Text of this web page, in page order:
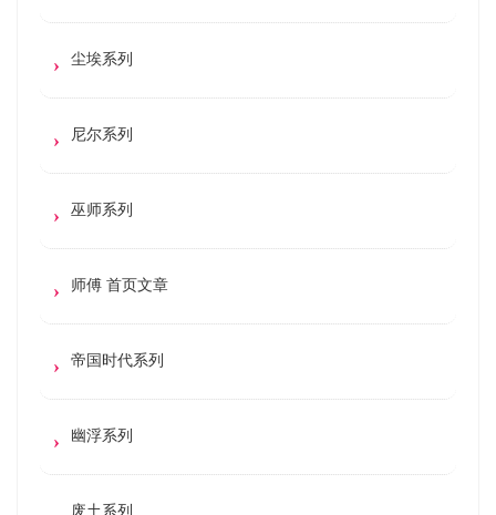
尘埃系列
尼尔系列
巫师系列
师傅 首页文章
帝国时代系列
幽浮系列
废土系列